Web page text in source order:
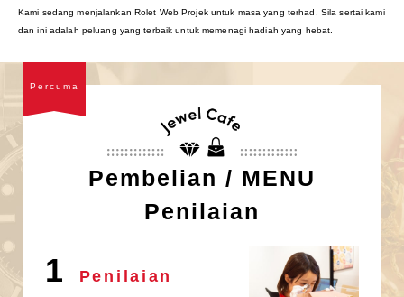
Kami sedang menjalankan Rolet Web Projek untuk masa yang terhad. Sila sertai kami
dan ini adalah peluang yang terbaik untuk memenagi hadiah yang hebat.
Percuma
Pembelian / MENU
Penilaian
1
Penilaian